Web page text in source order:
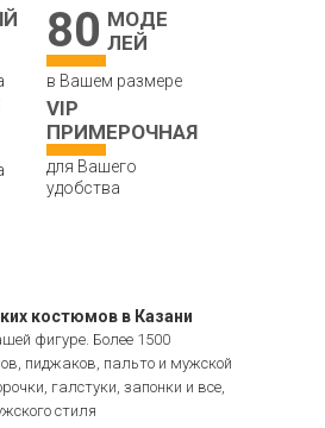
фигуре. Более 1500
пиджаков, пальто и мужской
галстуки, запонки и все,
стиля
80 МОДЕ
ЛЕЙ
в Вашем размере
VIP
ПРИМЕРОЧНАЯ
для Вашего
удобства
костюмов в Казани